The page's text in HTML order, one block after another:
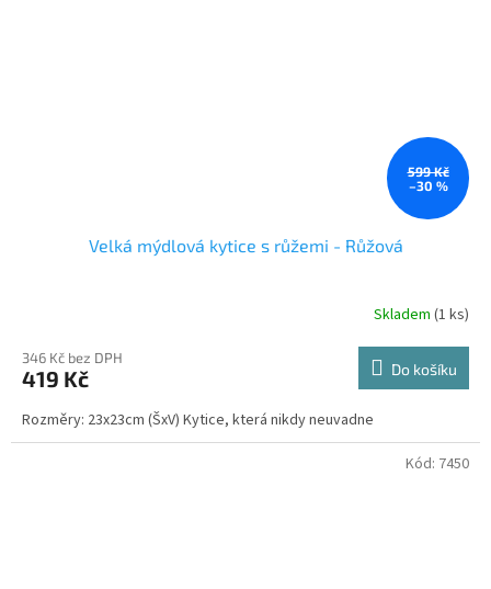
599 Kč
–30 %
Velká mýdlová kytice s růžemi - Růžová
Skladem (1 ks)
346 Kč bez DPH
419 Kč Do košíku
Rozměry: 23x23cm (ŠxV) Kytice, která nikdy neuvadne
Kód: 7450